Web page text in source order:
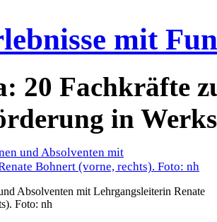
mit
20 Fachkräfte
in
Absolventen mit Lehrgangsleiterin Renate
Foto: nh